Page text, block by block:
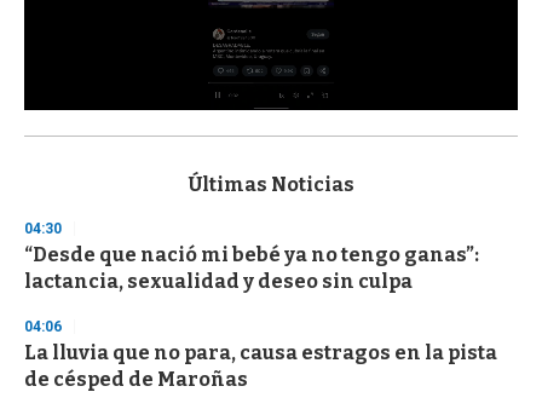
s
d
s
o
f
3
s
e
c
Últimas Noticias
04:30
“Desde que nació mi bebé ya no tengo ganas”:
lactancia, sexualidad y deseo sin culpa
04:06
La lluvia que no para, causa estragos en la pista
de césped de Maroñas